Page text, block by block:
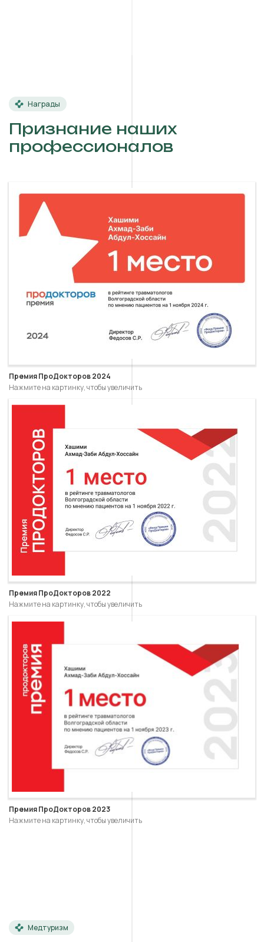
Награды
Признание наших
профессионалов
Премия ПроДокторов 2024
Нажмите на картинку, чтобы увеличить
Премия ПроДокторов 2022
Нажмите на картинку, чтобы увеличить
Премия ПроДокторов 2023
Нажмите на картинку, чтобы увеличить
Медтуризм